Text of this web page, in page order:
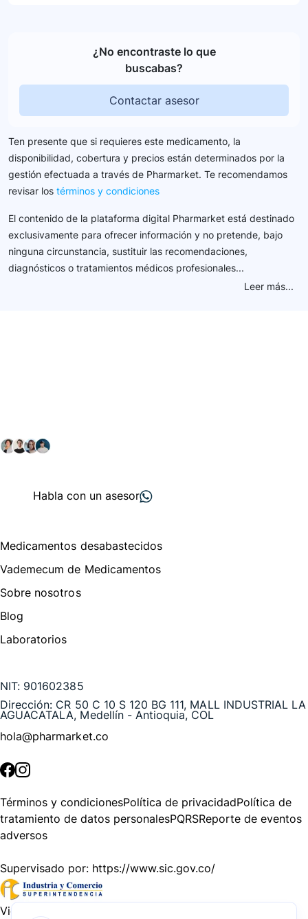
¿No encontraste lo que
buscabas?
Contactar asesor
Ten presente que si requieres este medicamento, la
disponibilidad, cobertura y precios están determinados por la
gestión efectuada a través de Pharmarket. Te recomendamos
revisar los términos y condiciones
El contenido de la plataforma digital Pharmarket está destinado
exclusivamente para ofrecer información y no pretende, bajo
ninguna circunstancia, sustituir las recomendaciones,
diagnósticos o tratamientos médicos profesionales...
Leer más...
Habla con un asesor
Medicamentos desabastecidos
Vademecum de Medicamentos
Sobre nosotros
Blog
Laboratorios
NIT: 901602385
Dirección: CR 50 C 10 S 120 BG 111, MALL INDUSTRIAL LA
AGUACATALA, Medellín - Antioquia, COL
hola@pharmarket.co
Términos y condicionesPolítica de privacidadPolítica de
tratamiento de datos personalesPQRSReporte de eventos
adversos
Supervisado por: https://www.sic.gov.co/
Vigilado por: